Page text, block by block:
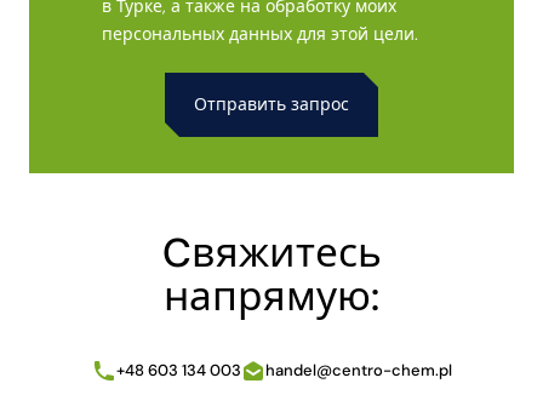
в Турке, а также на обработку моих
персональных данных для этой цели.
Cвяжитесь
напрямую:
+48 603 134 003 handel@centro-chem.pl